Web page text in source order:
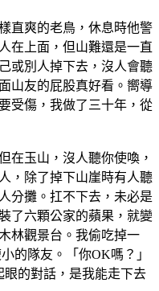
直爽的老鳥，休息時他警
在上面，但山難還是一直
或別人掉下去，沒人會聽
山友的屁股真好看。嚮導
受傷，我做了三十年，從
在玉山，沒人聽你使喚，
，除了掉下山崖時有人聽
分攤。扛不下去，未必是
了六顆公家的蘋果，就變
林觀景台。我偷吃掉一
的隊友。「你OK嗎？」
的對話，是我能走下去